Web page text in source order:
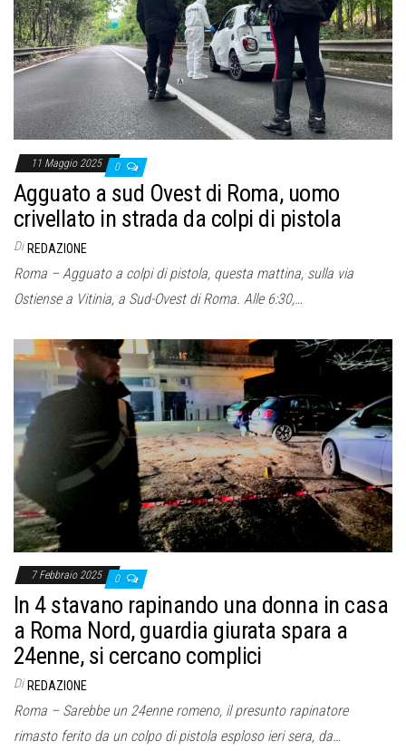
11 Maggio 2025 0
Agguato a sud Ovest di Roma, uomo
crivellato in strada da colpi di pistola
Di REDAZIONE
Roma – Agguato a colpi di pistola, questa mattina, sulla via
Ostiense a Vitinia, a Sud-Ovest di Roma. Alle 6:30,…
7 Febbraio 2025 0
In 4 stavano rapinando una donna in casa
a Roma Nord, guardia giurata spara a
24enne, si cercano complici
Di REDAZIONE
Roma – Sarebbe un 24enne romeno, il presunto rapinatore
rimasto ferito da un colpo di pistola esploso ieri sera, da…